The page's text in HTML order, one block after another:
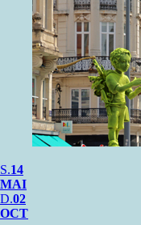
S.14
MAI
D.02
OCT